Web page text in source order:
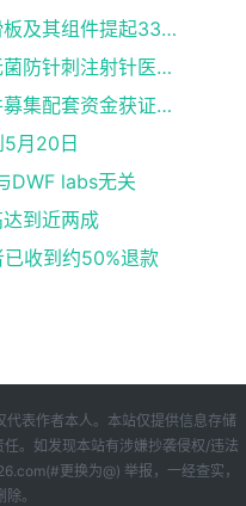
美国企业对特定自平衡电动滑板及其组件提起337调查申请
三鑫医疗：获得一次性使用无菌防针刺注射针医疗器械注册证
盐田港：发行股份购买资产并募集配套资金获证监会同意注册批复
5月20日
DWF labs无关
到近两成
收到约50%退款
表作者本人。本站仅提供信息存储
。如发现本站有涉嫌抄袭侵权/违法
更换为@) 举报，一经查实，
。